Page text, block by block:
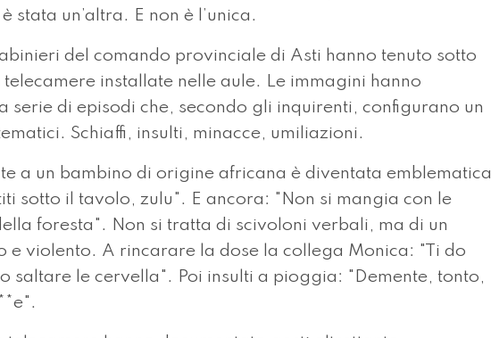
stata un’altra. E non è l’unica.
del comando provinciale di Asti hanno tenuto sotto
telecamere installate nelle aule. Le immagini hanno
serie di episodi che, secondo gli inquirenti, configurano un
Schiaffi, insulti, minacce, umiliazioni.
a un bambino di origine africana è diventata emblematica
sotto il tavolo, zulu". E ancora: "Non si mangia con le
foresta". Non si tratta di scivoloni verbali, ma di un
e violento. A rincarare la dose la collega Monica: "Ti do
saltare le cervella". Poi insulti a pioggia: "Demente, tonto,